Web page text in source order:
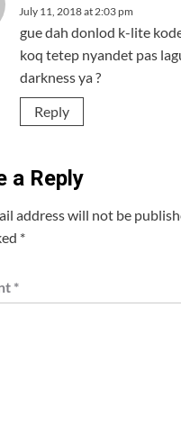
July 11, 2018 at 2:03 pm
gue dah donlod k-lite
koq tetep nyandet pas
darkness ya ?
Reply
a Reply
address will not be
*
*